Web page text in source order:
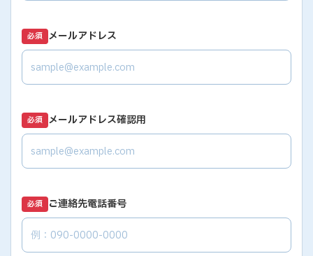
必須 メールアドレス
必須 メールアドレス確認用
必須 ご連絡先電話番号